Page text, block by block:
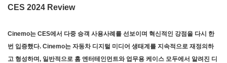
CES 2024 Review
Cinemo는 CES에서 다중 승객 사용사례를 선보이며 혁신적인 강점을 다시 한
번 입증했다. Cinemo는 자동차 디지털 미디어 생태계를 지속적으로 재정의하
고 형성하며, 일반적으로 홈 엔터테인먼트와 업무용 케이스 모두에서 알려진 디